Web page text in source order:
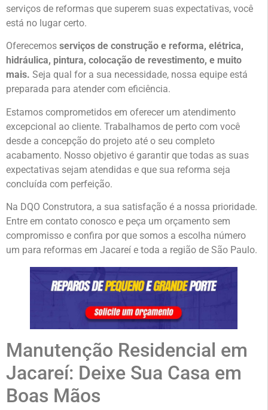
serviços de reformas que superem suas expectativas, você
está no lugar certo.
Oferecemos serviços de construção e reforma, elétrica,
hidráulica, pintura, colocação de revestimento, e muito
mais. Seja qual for a sua necessidade, nossa equipe está
preparada para atender com eficiência.
Estamos comprometidos em oferecer um atendimento
excepcional ao cliente. Trabalhamos de perto com você
desde a concepção do projeto até o seu completo
acabamento. Nosso objetivo é garantir que todas as suas
expectativas sejam atendidas e que sua reforma seja
concluída com perfeição.
Na DQO Construtora, a sua satisfação é a nossa prioridade.
Entre em contato conosco e peça um orçamento sem
compromisso e confira por que somos a escolha número
um para reformas em Jacareí e toda a região de São Paulo.
Manutenção Residencial em
Jacareí: Deixe Sua Casa em
Boas Mãos